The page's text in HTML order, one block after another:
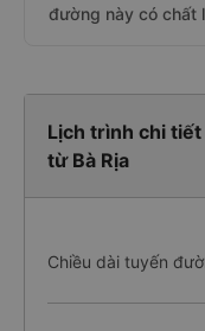
đường này có chất
Lịch trình chi
từ Bà Rịa
Chiều dài tuyến